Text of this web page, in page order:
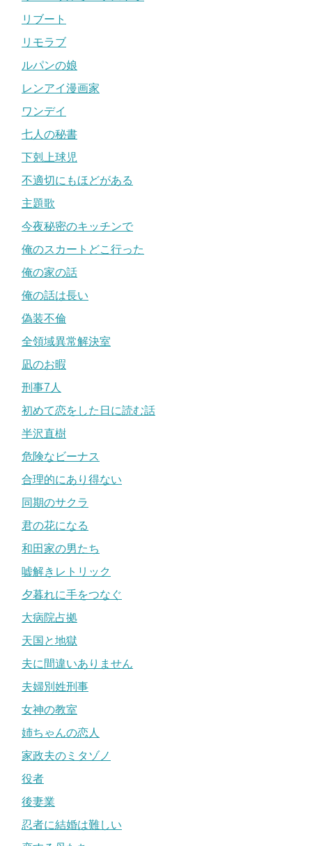
リブート
リモラブ
ルパンの娘
レンアイ漫画家
ワンデイ
七人の秘書
下剋上球児
不適切にもほどがある
主題歌
今夜秘密のキッチンで
俺のスカートどこ行った
俺の家の話
俺の話は長い
偽装不倫
全領域異常解決室
凪のお暇
刑事7人
初めて恋をした日に読む話
半沢直樹
危険なビーナス
合理的にあり得ない
同期のサクラ
君の花になる
和田家の男たち
嘘解きレトリック
夕暮れに手をつなぐ
大病院占拠
天国と地獄
夫に間違いありません
夫婦別姓刑事
女神の教室
姉ちゃんの恋人
家政夫のミタゾノ
役者
後妻業
忍者に結婚は難しい